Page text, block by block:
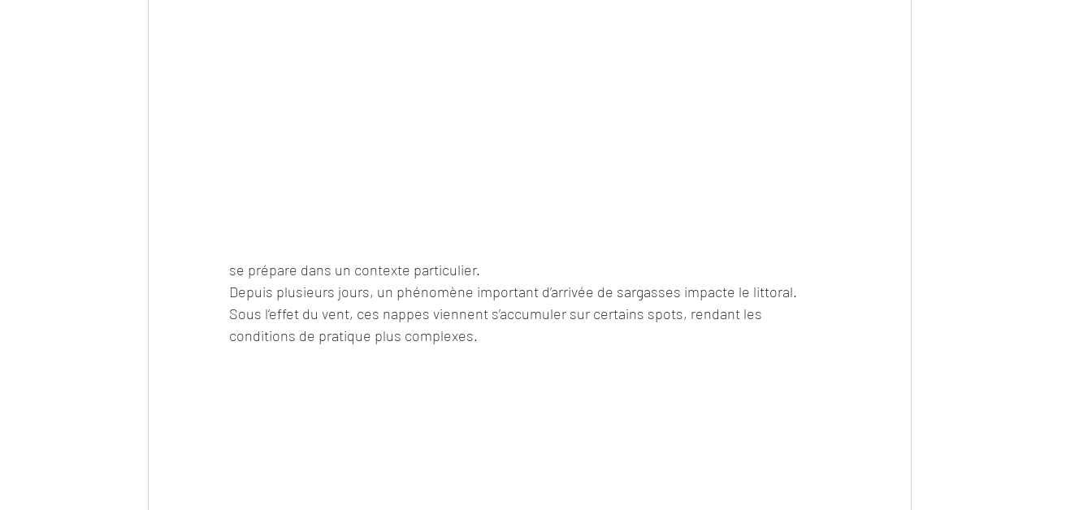
se prépare dans un contexte particulier.
Depuis plusieurs jours, un phénomène important d’arrivée de sargasses impacte le littoral.
Sous l’effet du vent, ces nappes viennent s’accumuler sur certains spots, rendant les
conditions de pratique plus complexes.